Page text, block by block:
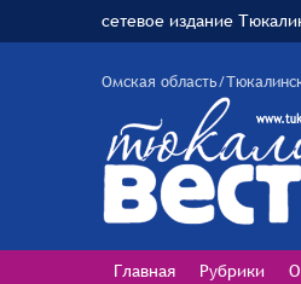
сетевое издание
Омская область/
Главная Рубрики О